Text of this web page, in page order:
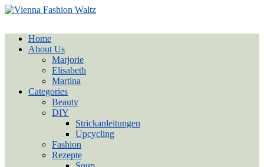
Home
About Us
Marjorie
Elisabeth
Martina
Categories
Beauty
DIY
Strickanleitungen
Upcycling
Fashion
Rezepte